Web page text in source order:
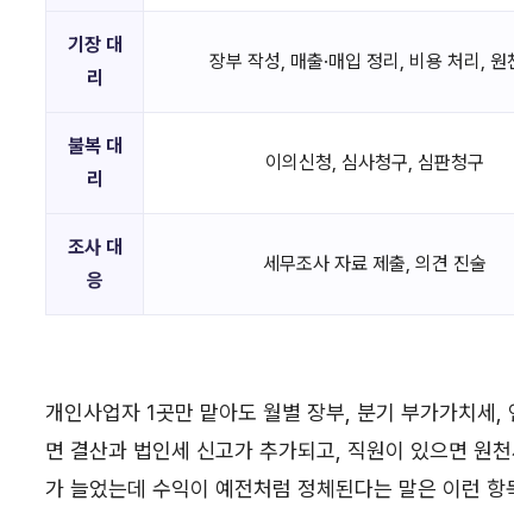
기장 대
리
장부 작성, 매출·매입 정리, 비용 처리, 원
불복 대
리
이의신청, 심사청구, 심판청구
조사 대
응
세무조사 자료 제출, 의견 진술
개인사업자 1곳만 맡아도 월별 장부, 분기 부가가치세
면 결산과 법인세 신고가 추가되고, 직원이 있으면 원
가 늘었는데 수익이 예전처럼 정체된다는 말은 이런